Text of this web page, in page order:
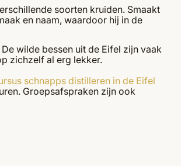
soorten kruiden. Smaakt
en naam, waardoor hij in de
wilde bessen uit de Eifel zijn vaak
zichzelf al erg lekker.
schnapps distilleren in de Eifel
Groepsafspraken zijn ook